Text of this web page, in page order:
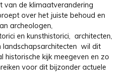
van de klimaatverandering
over het juiste behoud en
archeologen,
en kunsthistorici, architecten,
landschapsarchitecten wil dit
historische kijk meegeven en zo
voor dit bijzonder actuele